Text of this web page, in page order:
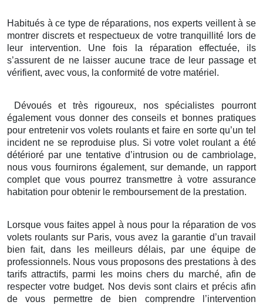
Habitués à ce type de réparations, nos experts veillent à se
montrer discrets et respectueux de votre tranquillité lors de
leur intervention. Une fois la réparation effectuée, ils
s’assurent de ne laisser aucune trace de leur passage et
vérifient, avec vous, la conformité de votre matériel.
Dévoués et très rigoureux, nos spécialistes pourront
également vous donner des conseils et bonnes pratiques
pour entretenir vos volets roulants et faire en sorte qu’un tel
incident ne se reproduise plus. Si votre volet roulant a été
détérioré par une tentative d’intrusion ou de cambriolage,
nous vous fournirons également, sur demande, un rapport
complet que vous pourrez transmettre à votre assurance
habitation pour obtenir le remboursement de la prestation.
Lorsque vous faites appel à nous pour la réparation de vos
volets roulants sur Paris, vous avez la garantie d’un travail
bien fait, dans les meilleurs délais, par une équipe de
professionnels. Nous vous proposons des prestations à des
tarifs attractifs, parmi les moins chers du marché, afin de
respecter votre budget. Nos devis sont clairs et précis afin
de vous permettre de bien comprendre l’intervention